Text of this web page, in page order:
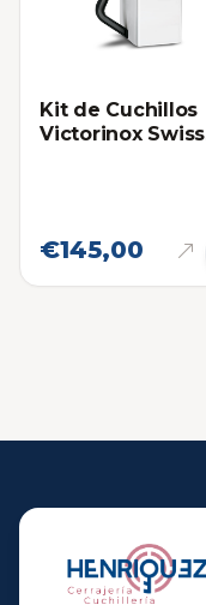
Kit de Cuchillos
Victorinox Swiss
€145,00